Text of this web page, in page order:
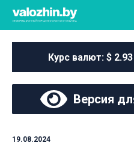
Курс валют: $
Версия
19.08.2024